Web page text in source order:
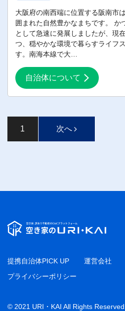
大阪府の南西端に位置する阪南市
囲まれた自然豊かなまちです。 か
として急速に発展しましたが、現
つ、穏やかな環境で暮らすライフ
す。南海本線で大…
自治体について
1 次へ
提携自治体PICK UP 運営会社
プライバシーポリシー
© 2021 URI・KAI All Rights Reserved.